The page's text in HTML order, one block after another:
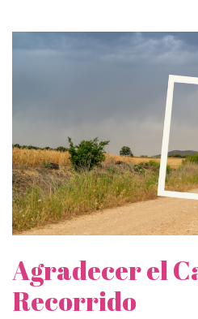
Agradecer el
Recorrido